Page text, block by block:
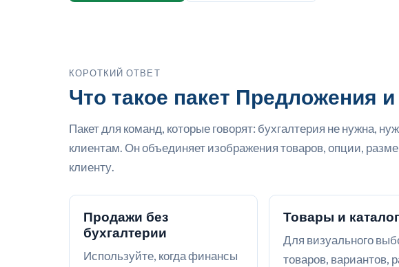
КОРОТКИЙ ОТВЕТ
Что такое пакет Предложения
Пакет для команд, которые говорят: бухгалтерия не нужна,
клиентам. Он объединяет изображения товаров, опции,
клиенту.
Продажи без
бухгалтерии
Используйте, когда финансы
Товары и каталог
Для визуального
товаров, вариантов,